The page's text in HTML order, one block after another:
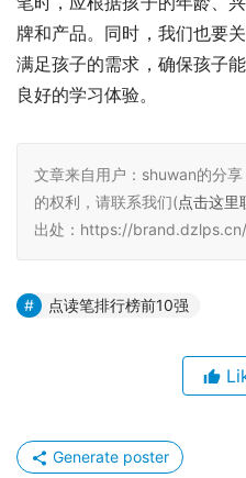
牌和产品。同时，我们也要
满足孩子的需求，确保孩子
良好的学习体验。
文章来自用户：shuwan的分
的权利，请联系我们(点击这里
出处：https://
点读笔排行榜前10强
Generate poster